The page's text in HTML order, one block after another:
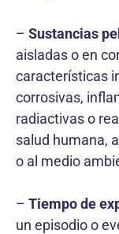
– Sustancias
aisladas o en
características
corrosivas,
radiactivas o
salud humana,
o al medio
– Tiempo de
un episodio o